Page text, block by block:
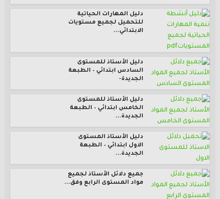
دليل المهارات الحياتية
للتحميل لجميع مستويات
الابتدائي...
دليل الأستاذ للمستوى
السادس ابتدائي – الطبعة
الجديدة-
دليل الأستاذ للمستوى
الخامس ابتدائي – الطبعة
الجديدة...
دليل الأستاذ المستوى
الاول ابتدائي – الطبعة
الجديدة...
جميع دلائل الأستاذ لجميع
مواد المستوى الرابع وفق...